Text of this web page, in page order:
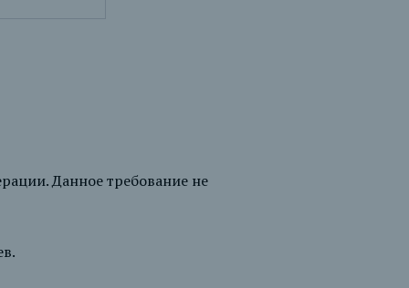
Данное требование не